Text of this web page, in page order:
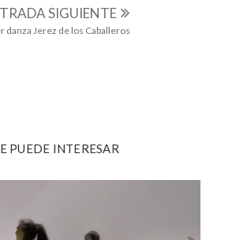
SIGUIENTE
danza Jerez de los Caballeros
PUEDE INTERESAR